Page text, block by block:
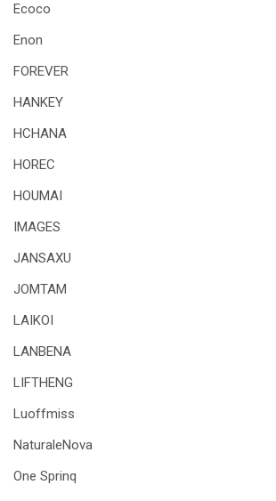
Ecoco
Enon
FOREVER
HANKEY
HCHANA
HOREC
HOUMAI
IMAGES
JANSAXU
JOMTAM
LAIKOI
LANBENA
LIFTHENG
Luoffmiss
NaturaleNova
One Sprinq